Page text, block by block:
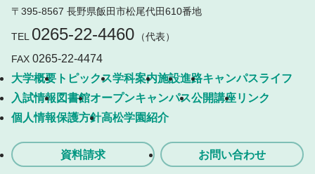
〒395-8567 長野県飯田市松尾代田610番地
TEL 0265-22-4460
（代表）
FAX 0265-22-4474
大学概要 トピックス学科案内施設進路キャンパスライフ
入試情報 図書館オープンキャンパス公開講座リンク
個人情報保護方針高松学園紹介
資料請求 お問い合わせ